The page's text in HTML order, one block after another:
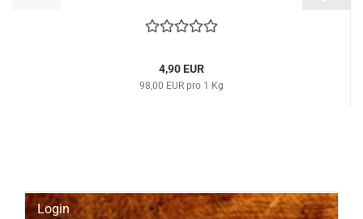
4,90 EUR
98,00 EUR pro 1 Kg
Login